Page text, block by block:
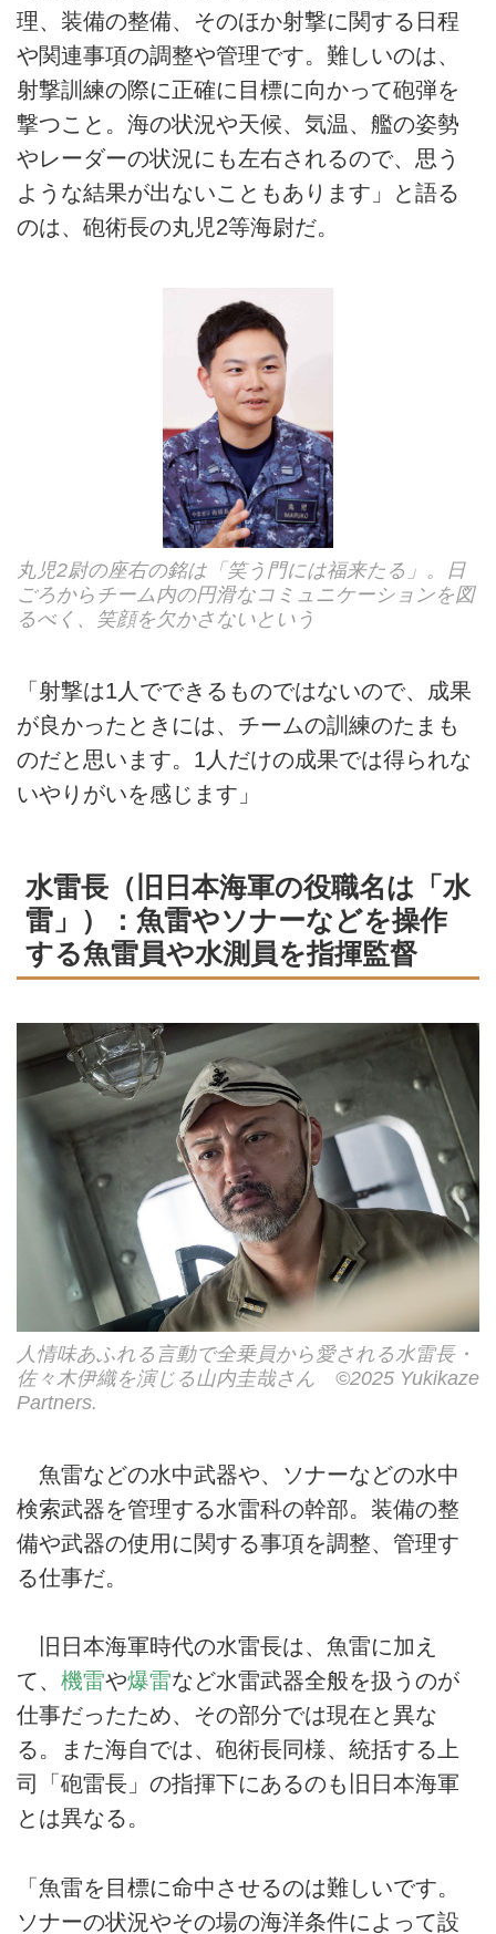
理、装備の整備、そのほか射撃に関する日程
や関連事項の調整や管理です。難しいのは、
射撃訓練の際に正確に目標に向かって砲弾を
撃つこと。海の状況や天候、気温、艦の姿勢
やレーダーの状況にも左右されるので、思う
ような結果が出ないこともあります」と語る
のは、砲術長の丸児2等海尉だ。
丸児2尉の座右の銘は「笑う門には福来たる」。日
ごろからチーム内の円滑なコミュニケーションを図
るべく、笑顔を欠かさないという
「射撃は1人でできるものではないので、成果
が良かったときには、チームの訓練のたまも
のだと思います。1人だけの成果では得られな
いやりがいを感じます」
水雷長（旧日本海軍の役職名は「水
雷」）：魚雷やソナーなどを操作
する魚雷員や水測員を指揮監督
人情味あふれる言動で全乗員から愛される水雷長・
佐々木伊織を演じる山内圭哉さん ©2025 Yukikaze
Partners.
魚雷などの水中武器や、ソナーなどの水中
検索武器を管理する水雷科の幹部。装備の整
備や武器の使用に関する事項を調整、管理す
る仕事だ。
旧日本海軍時代の水雷長は、魚雷に加え
て、 機雷や爆雷など水雷武器全般を扱うのが
仕事だったため、その部分では現在と異な
る。また海自では、砲術長同様、統括する上
司「砲雷長」の指揮下にあるのも旧日本海軍
とは異なる。
「魚雷を目標に命中させるのは難しいです。
ソナーの状況やその場の海洋条件によって設